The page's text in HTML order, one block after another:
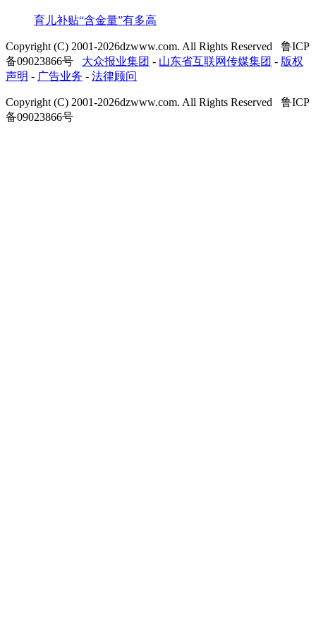
育儿补贴“含金量”有多高
Copyright (C) 2001-2026dzwww.com. All Rights Reserved 鲁ICP
备09023866号 大众报业集团 - 山东省互联网传媒集团 - 版权
声明 - 广告业务 - 法律顾问
Copyright (C) 2001-2026dzwww.com. All Rights Reserved 鲁ICP
备09023866号